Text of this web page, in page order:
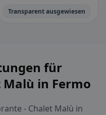
Transparent ausgewiesen
für
in Fermo
- Chalet Malù in